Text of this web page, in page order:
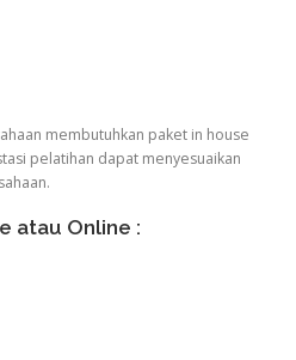
membutuhkan paket in house
pelatihan dapat menyesuaikan
atau Online :